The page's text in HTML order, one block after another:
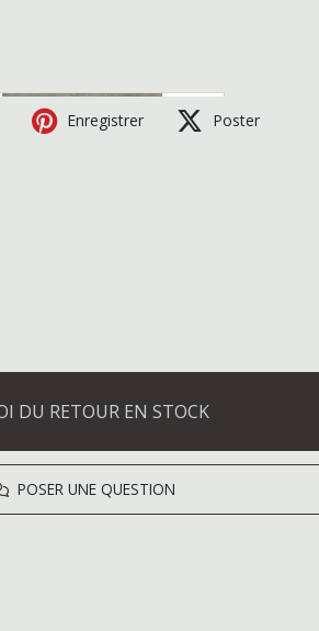
Enregistrer Poster
DU RETOUR EN STOCK
POSER UNE QUESTION